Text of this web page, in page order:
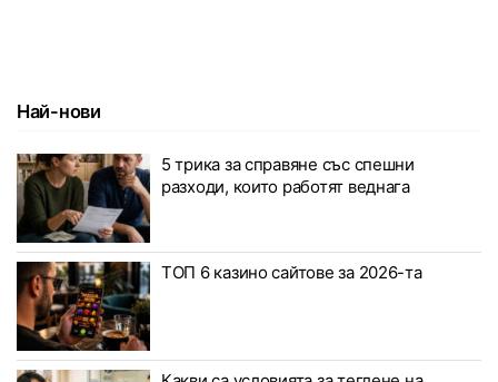
Най-нови
5 трика за справяне със спешни
разходи, които работят веднага
ТОП 6 казино сайтове за 2026-та